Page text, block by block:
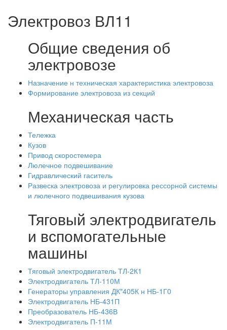
Электровоз ВЛ11
Общие сведения об
электровозе
Назначение н техническая характеристика электровоза
Формирование электровоза из секций
Механическая часть
Тележка
Кузов
Привод скоростемера
Люлечное подвешивание
Гидравлический гаситель
Развеска электровоза и регулировка рессорной системы
и люлечного подвешивания кузова
Тяговый электродвигатель
и вспомогательные
машины
Тяговый электродвигатель ТЛ-2К1
Электродвигатель ТЛ-110М
Генераторы управления ДК"405К н НБ-1Г0
Электродвигатель НБ-431П
Преобразователь НБ-436В
Электродвигатель П-11М